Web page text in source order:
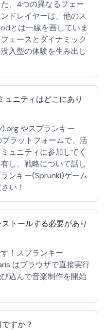
、4つの異なるフェー
ドレイヤーは、他のス
とは一線を画していま
ェースとダイナミック
入型の体験を生み出し
ニティはどこにあり
やスプランキー
ラットフォームで、活
ュニティに参加してく
し、戦略について話し
ンキー(Sprunki)ゲーム
い！
トールする必要があり
！スプランキー
はブラウザで直接実行
込んで音楽制作を開始
すか？